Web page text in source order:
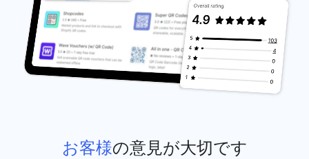
お客様の意見が大切です